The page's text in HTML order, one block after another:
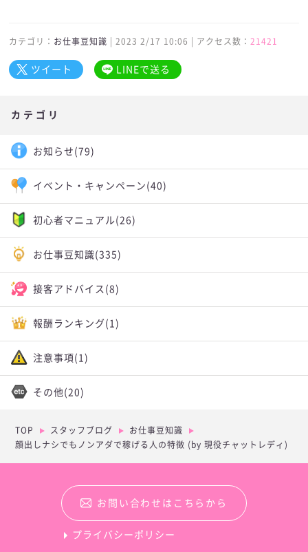
カテゴリ： お仕事豆知識 | 2023 2/17 10:06 | アクセス数：21421
ツイート LINEで送る
カテゴリ
お知らせ (79)
イベント・キャンペーン (40)
初心者マニュアル(26)
お仕事豆知識(335)
接客アドバイス (8)
報酬ランキング (1)
注意事項 (1)
その他 (20)
TOP スタッフブログ
お仕事豆知識
顔出しナシでもノンアダで稼げる人の特徴 (by 現役チャットレディ)
お問い合わせはこちらから
プライバシーポリシー